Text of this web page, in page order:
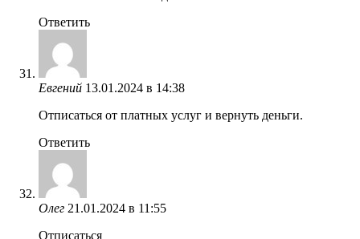
Ответить
Евгений 13.01.2024 в 14:38
Отписаться от платных услуг и вернуть деньги.
Ответить
Олег 21.01.2024 в 11:55
Отписаться